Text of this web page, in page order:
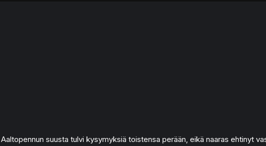
suusta tulvi kysymyksiä toistensa perään, eikä naaras ehtinyt